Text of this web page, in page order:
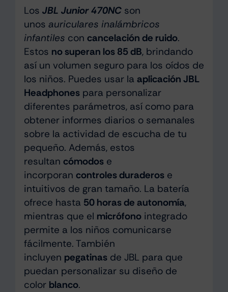
Los JBL Junior 470NCson
unos auriculares inalámbricos
infantiles con cancelación de ruido.
Estos no superan los 85 dB, brindando
así un volumen seguro para los oídos de
los niños. Puedes usar la aplicación JBL
Headphonespara personalizar
diferentes parámetros, así como para
obtener informes diarios o semanales
sobre la actividad de escucha de tu
pequeño. Además, estos
resultan cómodose
incorporan controles duraderose
intuitivos de gran tamaño. La batería
ofrece hasta 50 horas de autonomía,
mientras que el micrófonointegrado
permite a los niños comunicarse
fácilmente. También
incluyen pegatinasde JBL para que
puedan personalizar su diseño de
color blanco.